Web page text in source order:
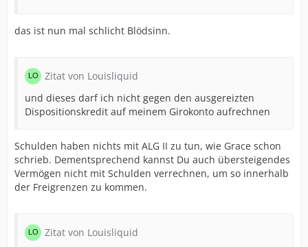
das ist nun mal schlicht Blödsinn.
Zitat von Louisliquid
und dieses darf ich nicht gegen den ausgereizten
Dispositionskredit auf meinem Girokonto aufrechnen
Schulden haben nichts mit ALG II zu tun, wie Grace schon
schrieb. Dementsprechend kannst Du auch übersteigendes
Vermögen nicht mit Schulden verrechnen, um so innerhalb
der Freigrenzen zu kommen.
Zitat von Louisliquid